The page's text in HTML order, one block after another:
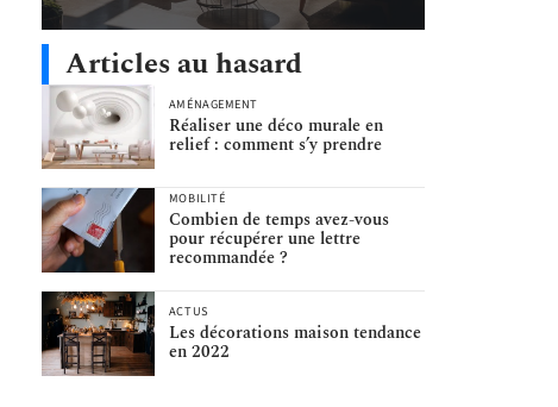
Articles au hasard
AMÉNAGEMENT
Réaliser une déco murale en
relief : comment s’y prendre
MOBILITÉ
Combien de temps avez-vous
pour récupérer une lettre
recommandée ?
ACTUS
Les décorations maison tendance
en 2022